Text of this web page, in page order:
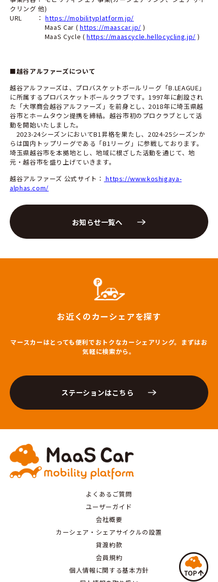
クリング 他)
URL ：https://mobilityplatform.jp/
MaaS Car ( https://maascar.jp/ )
MaaS Cycle (https://maascycle.hellocycling.jp/ )
■越谷アルファーズについて
越谷アルファーズは、プロバスケットボールリーグ「B.LEAGUE」
に所属するプロバスケットボールクラブです。1997年に創設され
た「大塚商会越谷アルファーズ」を前身とし、2018年に埼玉県越
谷市とホームタウン提携を締結。越谷市初のプロクラブとして活
動を開始いたしました。
2023-24シーズンにおいてB1昇格を果たし、2024-25シーズンか
らは国内トップリーグである「B1リーグ」に参戦しております。
埼玉県越谷市を本拠地とし、地域に根ざした活動を通じて、地
元・越谷市を盛り上げていきます。
越谷アルファーズ 公式サイト： https://www.koshigaya-
alphas.com/
お知らせ一覧へ
お近くのカーシェアを探す
マースカーはとっても便利でおトクなカーシェアリング。まずはお
気軽に検索から。
ステーションはこちら
よくあるご質問
ユーザーガイド
会社概要
カーシェア・シェアサイクルの設置
貸渡約款
会員規約
個人情報に関する基本方針